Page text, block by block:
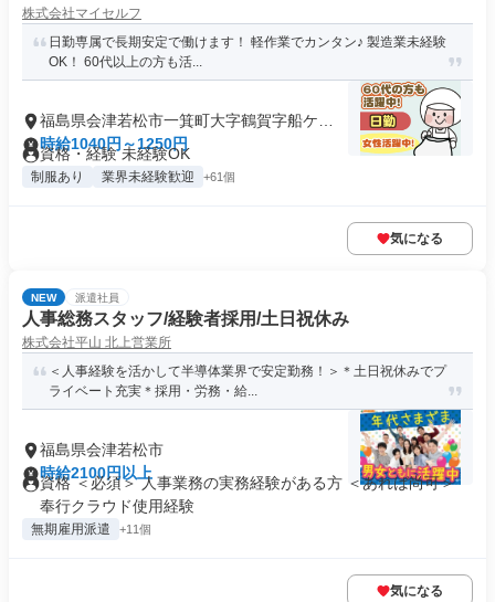
株式会社マイセルフ
日勤専属で長期安定で働けます！ 軽作業でカンタン♪ 製造業未経験
OK！ 60代以上の方も活...
福島県会津若松市一箕町大字鶴賀字船ケ森
東
時給1040円～1250円
資格・経験 未経験OK
制服あり 業界未経験歓迎 +61個
気になる
NEW 派遣社員
人事総務スタッフ/経験者採用/土日祝休み
株式会社平山 北上営業所
＜人事経験を活かして半導体業界で安定勤務！＞＊土日祝休みでプ
ライベート充実＊採用・労務・給...
福島県会津若松市
時給2100円以上
資格 ＜必須＞ 人事業務の実務経験がある方 ＜あれば尚可＞
奉行クラウド使用経験
無期雇用派遣 +11個
気になる